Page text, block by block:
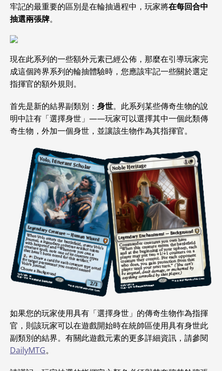
牢記的最重要的區別是在輪抽過程中，玩家將在每回合中
抽選兩張牌。
現在此系列的一些額外元素已經公佈，那麼在引導玩家完
成這個跨界系列的輪抽體驗時，您應該牢記一些關於選定
指揮官的額外規則。
首先是新的結界副類別： 身世。此系列某些傳奇生物的說
明中註有「選擇身世」——玩家可以選擇其中一個此類傳
奇生物，外加一個身世，並讓該生物作為其指揮官。
如果您的玩家使用具有「選擇身世」的傳奇生物作為指揮
官，則該玩家可以在遊戲開始時在統帥區使用具有身世此
副類別的結界。有關此遊戲元素的更多詳細資訊，請參閱
DailyMTG。